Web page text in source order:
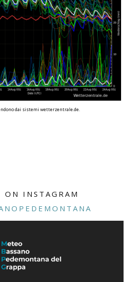
dai sistemi wetterzentrale.de.
ON INSTAGRAM